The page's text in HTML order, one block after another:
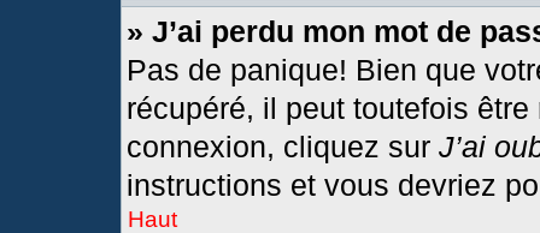
» J’ai perdu mon mot de
Pas de panique! Bien que
récupéré, il peut toutefois
connexion, cliquez sur J’ai
instructions et vous devriez
Haut